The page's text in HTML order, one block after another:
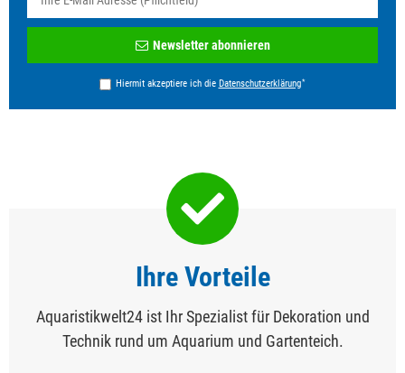
Honig
Newsletter abonnieren
Hiermit akzeptiere ich die Daten­schutz­erklärung*
Ihre Vorteile
Aquaristikwelt24 ist Ihr Spezialist für Dekoration und
Technik rund um Aquarium und Gartenteich.